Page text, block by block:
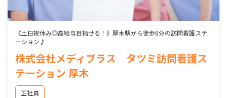
《土日祝休み◎高給与目指せる！》厚木駅から徒歩6分の訪問看護ステ
ーション♪
株式会社メディプラス タツミ訪問看護ス
テーション 厚木
正社員